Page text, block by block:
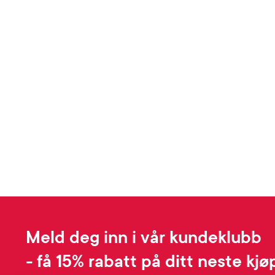
Meld deg inn i vår kundeklubb
- få 15% rabatt på ditt neste